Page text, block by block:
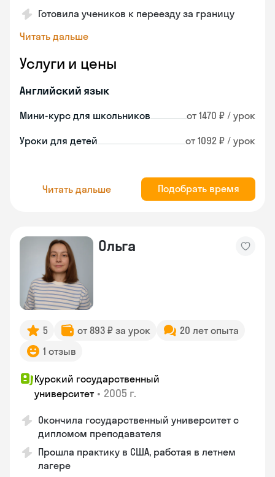
Готовила учеников к переезду за границу
Читать дальше
Услуги и цены
Английский язык
Мини-курс для школьников от 1470 ₽ / урок
Уроки для детей от 1092 ₽ / урок
Читать дальше Подобрать время
Ольга
5 от 893 ₽ за урок
20 лет опыта
1 отзыв
Курский государственный
университет • 2005 г.
Окончила государственный университет с
дипломом преподавателя
Прошла практику в США, работая в летнем
лагере